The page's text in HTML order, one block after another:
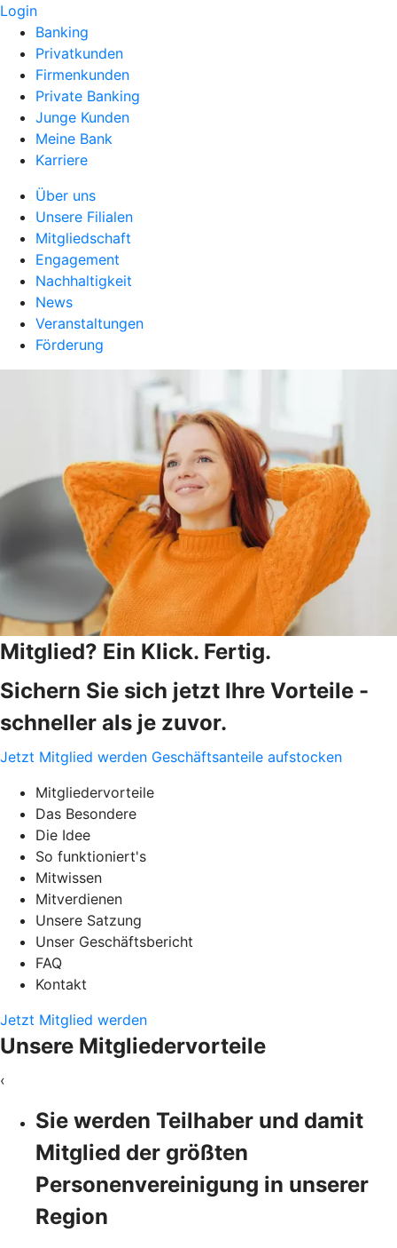
Login
Banking
Privatkunden
Firmenkunden
Private Banking
Junge Kunden
Meine Bank
Karriere
Über uns
Unsere Filialen
Mitgliedschaft
Engagement
Nachhaltigkeit
News
Veranstaltungen
Förderung
Mitglied? Ein Klick. Fertig.
Sichern Sie sich jetzt Ihre Vorteile -
schneller als je zuvor.
Jetzt Mitglied werden Geschäftsanteile aufstocken
Mitgliedervorteile
Das Besondere
Die Idee
So funktioniert's
Mitwissen
Mitverdienen
Unsere Satzung
Unser Geschäftsbericht
FAQ
Kontakt
Jetzt Mitglied werden
Unsere Mitgliedervorteile
‹
Sie werden Teilhaber und damit
Mitglied der größten
Personenvereinigung in unserer
Region